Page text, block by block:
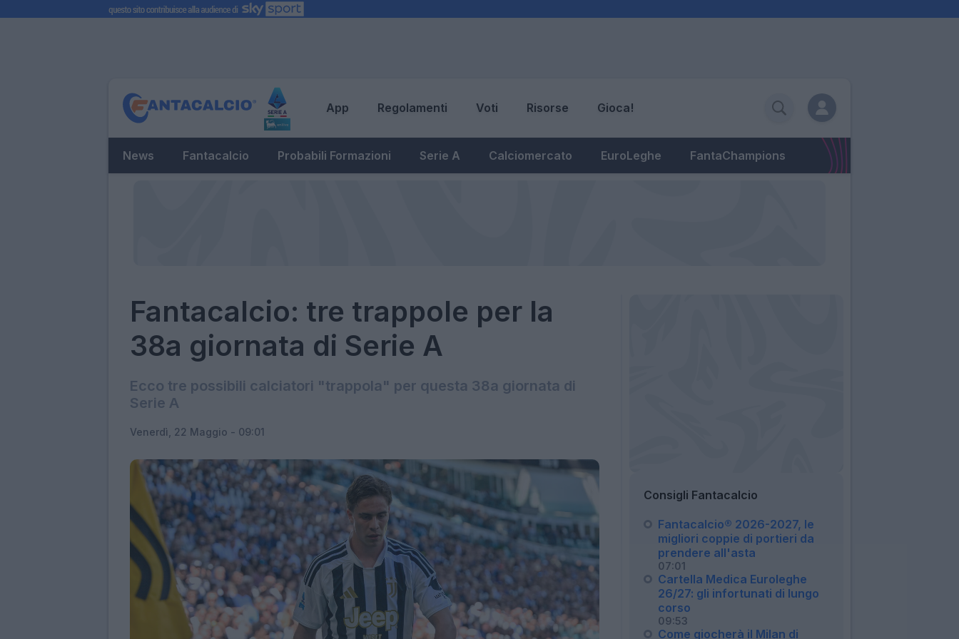
App Regolamenti Voti Risorse Gioca!
News Fantacalcio Probabili Formazioni Serie A Calciomercato EuroLeghe FantaChampions
Fantacalcio: tre trappole per la
38a giornata di Serie A
Ecco tre possibili calciatori "trappola" per questa 38a giornata di
Serie A
Venerdì, 22 Maggio - 09:01
Consigli Fantacalcio
Fantacalcio® 2026-2027, le
migliori coppie di portieri da
prendere all'asta
07:01
Cartella Medica Euroleghe
26/27: gli infortunati di lungo
corso
09:53
Come giocherà il Milan di